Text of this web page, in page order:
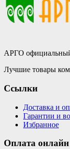
АРГО официальный
Лучшие товары
Ссылки
Доставка и
Гарантии и
Избранное
Оплата онлайн